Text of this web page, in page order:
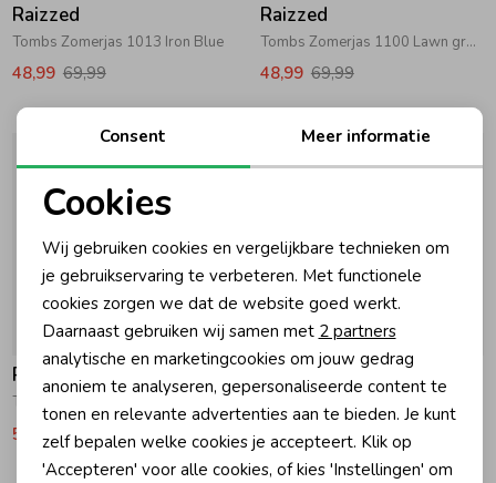
Beenmode
Rompers
Ondergoed
Zomeraccessoires
Kledingaccessoires
Beenmode
Winteraccessoires
Raizzed
Tombs Zomerjas 1013 Iron Blue
48,99 69,99
Raizzed
Tombs Zomerjas 1100 Lawn green
48,99 69,99
-30% korting
Raizzed
Toft Zomerjas 058 Cream White
55,99 79,99
-30% korting
Raizzed
55,99 79,99
Noodzakelijke cookies
Personalisatie cookies
Analytische cookies
Marketing cookies
Consent Meer informatie
Cookies
Wij gebruiken cookies en vergelijkbare technieken om
je gebruikservaring te verbeteren. Met functionele
cookies zorgen we dat de website goed werkt.
Daarnaast gebruiken wij samen met 2 partners
analytische en marketingcookies om jouw gedrag
anoniem te analyseren, gepersonaliseerde content te
tonen en relevante advertenties aan te bieden. Je kunt
zelf bepalen welke cookies je accepteert. Klik op
'Accepteren' voor alle cookies, of kies 'Instellingen' om